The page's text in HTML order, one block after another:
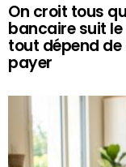
On croit tous
bancaire suit
tout dépend de
payer